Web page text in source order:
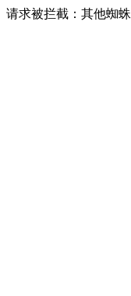
请求被拦截：其他蜘蛛